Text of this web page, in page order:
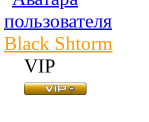
Black Shtorm
VIP